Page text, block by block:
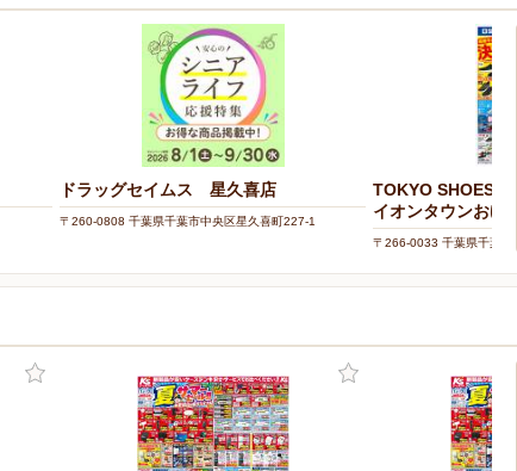
ドラッグセイムス 星久喜店
〒260-0808 千葉県千葉市中央区星久喜町227-1
TOKYO SHOES
イオンタウンおゆ
〒266-0033 千葉県千葉市